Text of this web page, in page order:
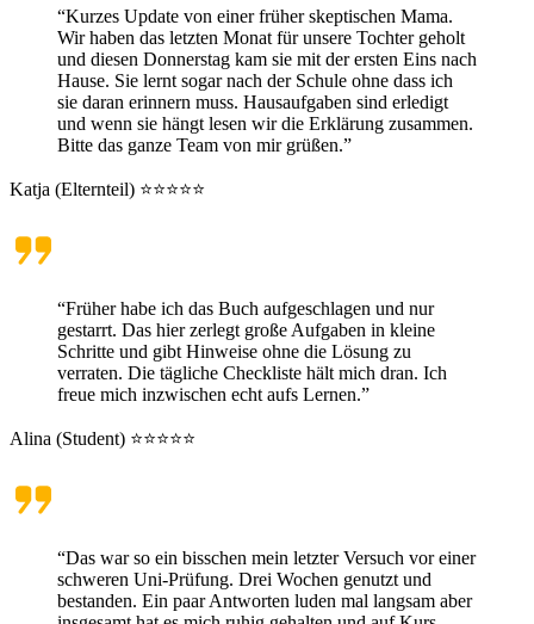
“Kurzes Update von einer früher skeptischen Mama.
Wir haben das letzten Monat für unsere Tochter geholt
und diesen Donnerstag kam sie mit der ersten Eins nach
Hause. Sie lernt sogar nach der Schule ohne dass ich
sie daran erinnern muss. Hausaufgaben sind erledigt
und wenn sie hängt lesen wir die Erklärung zusammen.
Bitte das ganze Team von mir grüßen.”
Katja (Elternteil) ⭐⭐⭐⭐⭐
“Früher habe ich das Buch aufgeschlagen und nur
gestarrt. Das hier zerlegt große Aufgaben in kleine
Schritte und gibt Hinweise ohne die Lösung zu
verraten. Die tägliche Checkliste hält mich dran. Ich
freue mich inzwischen echt aufs Lernen.”
Alina (Student) ⭐⭐⭐⭐⭐
“Das war so ein bisschen mein letzter Versuch vor einer
schweren Uni-Prüfung. Drei Wochen genutzt und
bestanden. Ein paar Antworten luden mal langsam aber